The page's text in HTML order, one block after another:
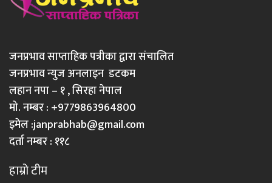
जनप्रभाव साप्ताहिक पत्रीका द्वारा संचालित
जनप्रभाव न्युज अनलाइन डटकम
लहान नपा – १ , सिरहा नेपाल
मो. नम्बर : +9779863964800
इमेल :janprabhab@gmail.com
दर्ता नम्बर : ११८
हाम्रो टीम